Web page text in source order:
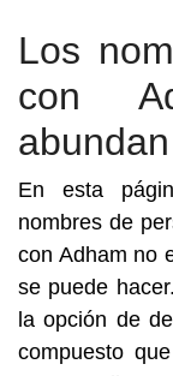
Los
con
En esta
nombres de
con Adham no
se puede
la opción de
compuesto